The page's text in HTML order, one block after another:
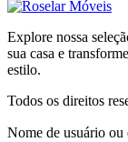
Explore nossa
sua casa e
estilo.
Todos os direitos
Nome de usuário ou